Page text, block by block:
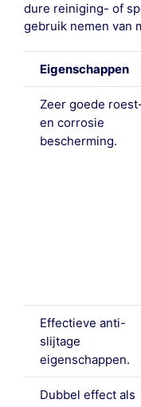
dure reiniging- of
gebruik nemen van
Eigenschappen
Zeer goede
en corrosie
bescherming.
Effectieve anti-
slijtage
eigenschappen.
Dubbel effect als